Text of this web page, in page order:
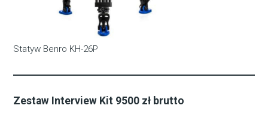
Statyw Benro KH-26P
Zestaw Interview Kit 9500 zł brutto